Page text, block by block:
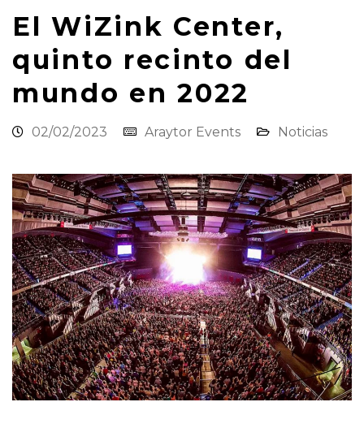
El WiZink Center,
quinto recinto del
mundo en 2022
02/02/2023 Araytor Events Noticias